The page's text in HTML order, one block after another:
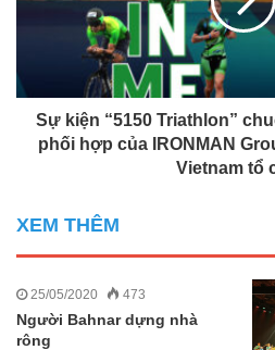
Sự kiện “5150 Triathlon”
phối hợp của IRONMAN
Vietnam tổ
XEM THÊM
25/05/2020 473
Người Bahnar dựng nhà
rông